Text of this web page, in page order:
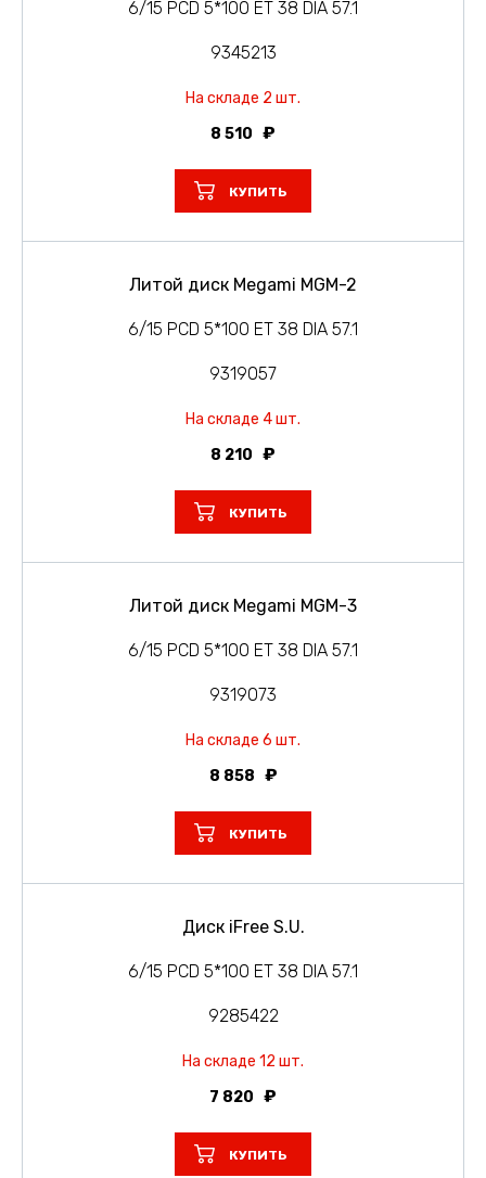
6/15 PCD 5*100 ET 38 DIA 57.1
9345213
На складе 2 шт.
8 510
КУПИТЬ
Литой диск Megami MGM-2
6/15 PCD 5*100 ET 38 DIA 57.1
9319057
На складе 4 шт.
8 210
КУПИТЬ
Литой диск Megami MGM-3
6/15 PCD 5*100 ET 38 DIA 57.1
9319073
На складе 6 шт.
8 858
КУПИТЬ
Диск iFree S.U.
6/15 PCD 5*100 ET 38 DIA 57.1
9285422
На складе 12 шт.
7 820
КУПИТЬ